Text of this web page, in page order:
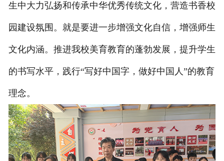
生中大力弘扬和传承中华优秀传统文化，营造书香校
园建设氛围。就是要进一步增强文化自信，增强师生
文化内涵。推进我校美育教育的蓬勃发展，提升学生
的书写水平，践行“写好中国字，做好中国人”的教育
理念。